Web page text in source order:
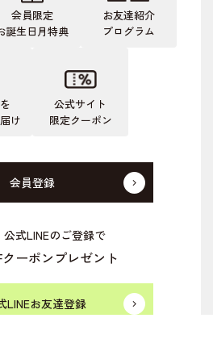
会員限定
誕生日月特典
お友達紹介
プログラム
け
公式サイト
限定クーポン
会員登録
公式LINEのご登録で
ーポンプレゼント
LINEお友達登録